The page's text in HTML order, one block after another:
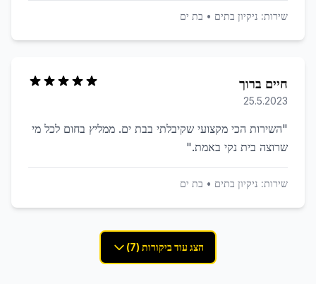
שירות: ניקיון בתים • בת ים
חיים ברוך
25.5.2023
"השירות הכי מקצועי שקיבלתי בבת ים. ממליץ בחום לכל מי
שרוצה בית נקי באמת."
שירות: ניקיון בתים • בת ים
הצג עוד ביקורות (7)